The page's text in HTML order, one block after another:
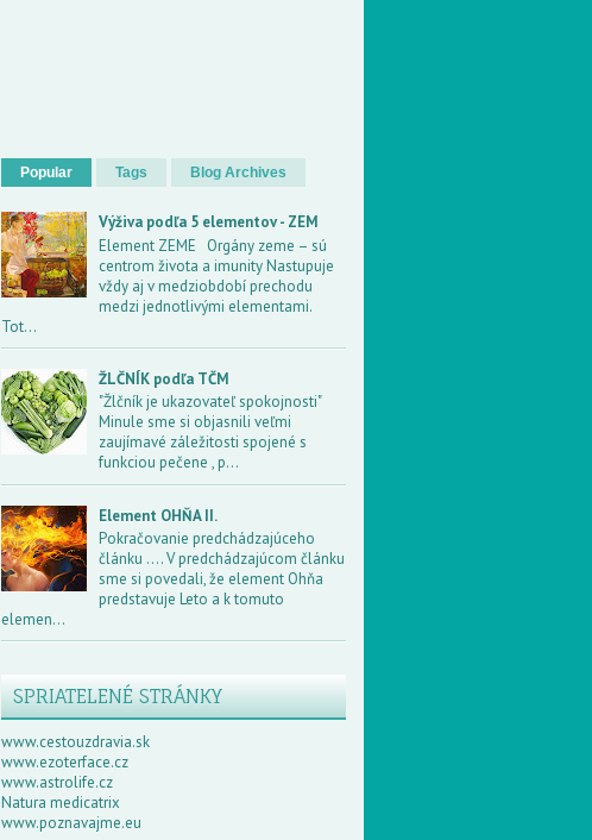
Popular Tags Blog Archives
Výživa podľa 5 elementov - ZEM
Element ZEME Orgány zeme – sú
centrom života a imunity Nastupuje
vždy aj v medziobdobí prechodu
medzi jednotlivými elementami.
Tot...
ŽLČNÍK podľa TČM
"Žlčník je ukazovateľ spokojnosti"
Minule sme si objasnili veľmi
zaujímavé záležitosti spojené s
funkciou pečene , p...
Element OHŇA II.
Pokračovanie predchádzajúceho
článku .... V predchádzajúcom článku
sme si povedali, že element Ohňa
predstavuje Leto a k tomuto
elemen...
SPRIATELENÉ STRÁNKY
www.cestouzdravia.sk
www.ezoterface.cz
www.astrolife.cz
Natura medicatrix
www.poznavajme.eu